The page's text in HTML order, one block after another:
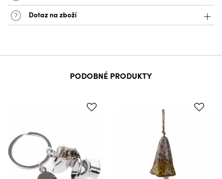
Dotaz na zboží
PODOBNÉ PRODUKTY